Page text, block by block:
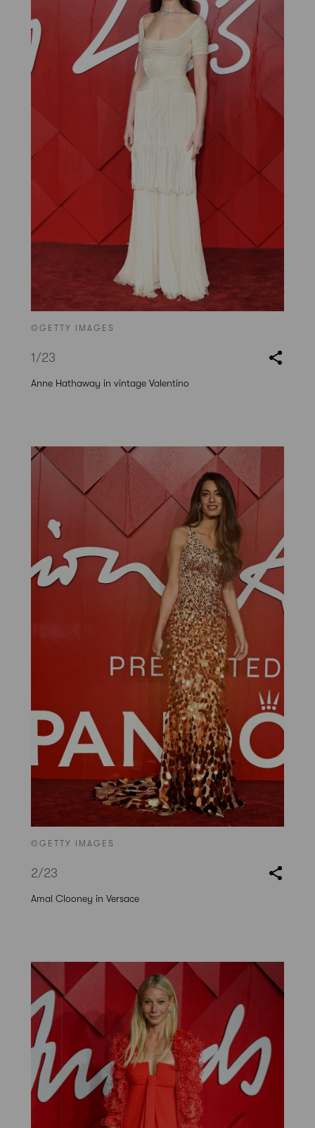
©GETTY IMAGES
1 /23
Anne Hathaway in vintage Valentino
©GETTY IMAGES
2/23
Amal Clooney in Versace